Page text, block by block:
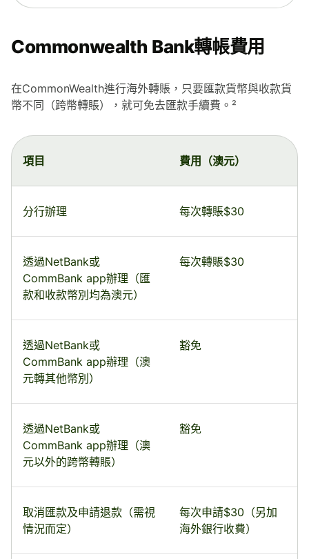
Commonwealth Bank轉帳費用
在CommonWealth進行海外轉賬，只要匯款貨幣與收款貨
幣不同（跨幣轉賬），就可免去匯款手續費。²
項目 費用（澳元）
分行辦理 每次轉賬$30
透過NetBank或
CommBank app辦理（匯
款和收款幣別均為澳元）
每次轉賬$30
透過NetBank或
CommBank app辦理（澳
元轉其他幣別）
豁免
透過NetBank或
CommBank app辦理（澳
元以外的跨幣轉賬）
豁免
取消匯款及申請退款（需視
情況而定）
每次申請$30（另加
海外銀行收費）